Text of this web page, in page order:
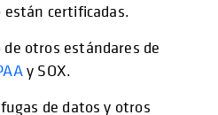
están certificadas.
otros estándares de
se abre en una pestaña
y SOX.
de datos y otros